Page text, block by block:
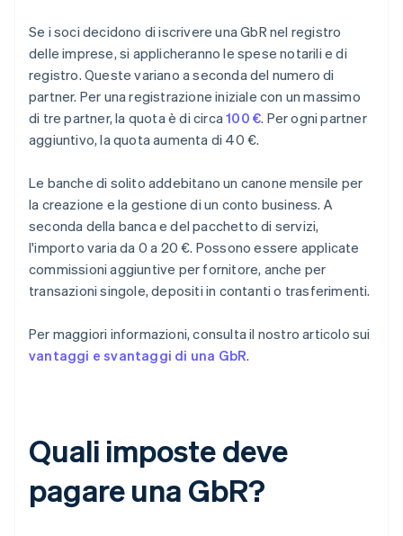
Se i soci decidono di iscrivere una GbR nel registro
delle imprese, si applicheranno le spese notarili e di
registro. Queste variano a seconda del numero di
partner. Per una registrazione iniziale con un massimo
di tre partner, la quota è di circa100 €. Per ogni partner
aggiuntivo, la quota aumenta di 40 €.
Le banche di solito addebitano un canone mensile per
la creazione e la gestione di un conto business. A
seconda della banca e del pacchetto di servizi,
l'importo varia da 0 a 20 €. Possono essere applicate
commissioni aggiuntive per fornitore, anche per
transazioni singole, depositi in contanti o trasferimenti.
Per maggiori informazioni, consulta il nostro articolo sui
vantaggi e svantaggi di una GbR.
Quali imposte deve
pagare una GbR?